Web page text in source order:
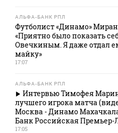
АЛЬФА-БАНК РПЛ
Футболист «Динамо»
«Приятно было показать
Овечкиным. Я даже отдал
майку»
17:07
АЛЬФА-БАНК РПЛ
Интервью Тимофея
лучшего игрока матча
Москва - Динамо
Банк Российская Премьер-
17:05